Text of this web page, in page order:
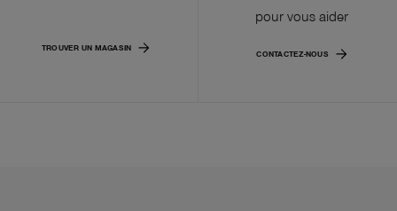
TROUVER UN MAGASIN
pour vous aider
CONTACTEZ-NOUS